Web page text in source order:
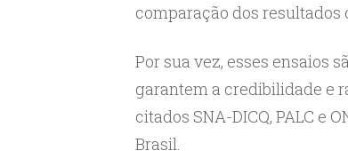
comparação dos
Por sua vez, esses ensaios
garantem a credibilidade e
citados SNA-DICQ, PALC e
Brasil.